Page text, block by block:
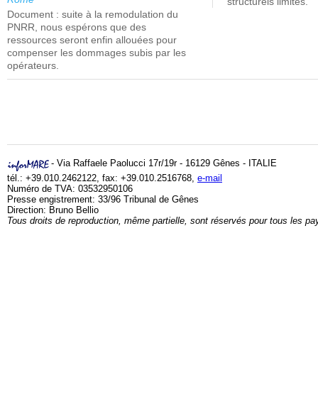
Document : suite à la remodulation du
PNRR, nous espérons que des
ressources seront enfin allouées pour
compenser les dommages subis par les
opérateurs.
- Via Raffaele Paolucci 17r/19r - 16129 Gênes - ITALIE
tél.: +39.010.2462122, fax: +39.010.2516768, e-mail
Numéro de TVA: 03532950106
Presse engistrement: 33/96 Tribunal de Gênes
Direction: Bruno Bellio
Tous droits de reproduction, même partielle, sont réservés pour tous les